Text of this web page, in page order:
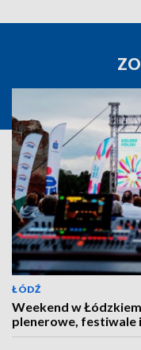
ŁÓDŹ
Weekend w
plenerowe, festiwale